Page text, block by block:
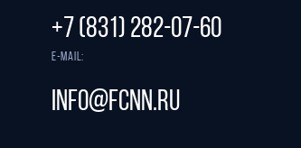
+7 (831) 282-07-60
E-mail:
info@fcnn.ru